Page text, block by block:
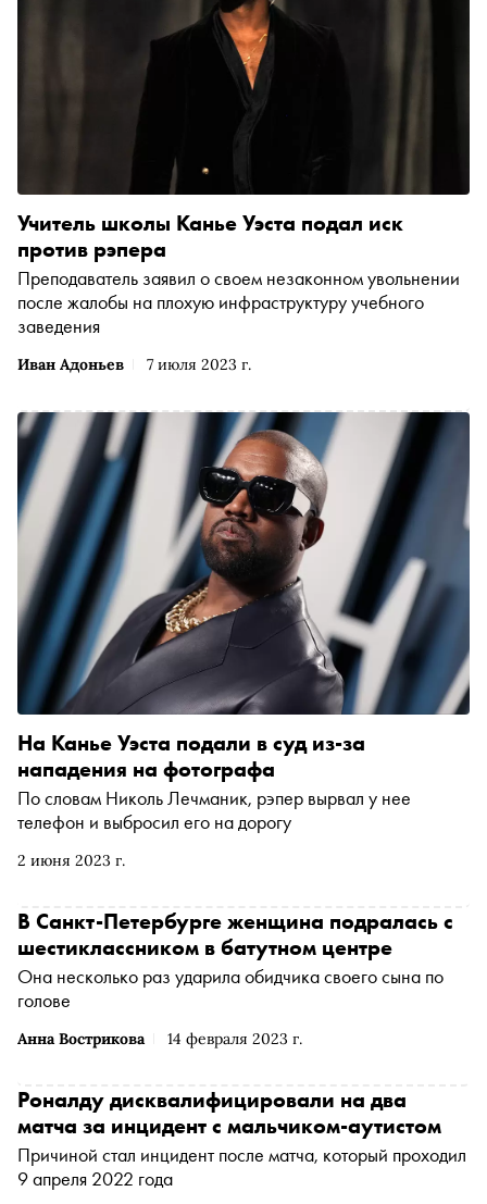
Иван Адоньев 7 июля 2023 г.
Учитель школы Канье Уэста подал иск
против рэпера
Преподаватель заявил о своем незаконном увольнении
после жалобы на плохую инфраструктуру учебного
заведения
2 июня 2023 г.
На Канье Уэста подали в суд из-за
нападения на фотографа
По словам Николь Лечманик, рэпер вырвал у нее
телефон и выбросил его на дорогу
Анна Вострикова 14 февраля 2023 г.
В Санкт-Петербурге женщина подралась с
шестиклассником в батутном центре
Она несколько раз ударила обидчика своего сына по
голове
Роналду дисквалифицировали на два
матча за инцидент с мальчиком-аутистом
Причиной стал инцидент после матча, который проходил
9 апреля 2022 года